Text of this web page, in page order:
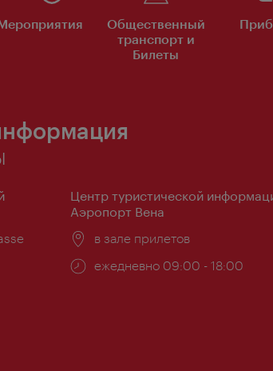
Общественный
транспорт и
Билеты
Центр туристической
Аэропорт Вена
Расположение:
в зале прилетов
Часы
ежедневно 09:00 - 18:00